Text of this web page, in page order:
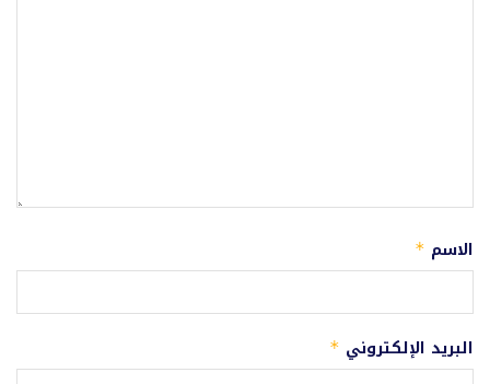
الاسم *
البريد الإلكتروني *